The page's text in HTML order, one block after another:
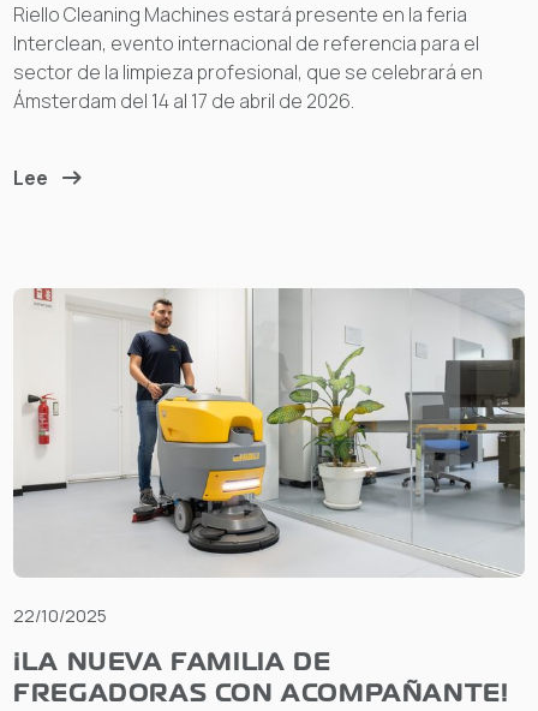
Riello Cleaning Machines estará presente en la feria
Interclean, evento internacional de referencia para el
sector de la limpieza profesional, que se celebrará en
Ámsterdam del 14 al 17 de abril de 2026.
Lee
22/10/2025
¡LA NUEVA FAMILIA DE
FREGADORAS CON ACOMPAÑANTE!